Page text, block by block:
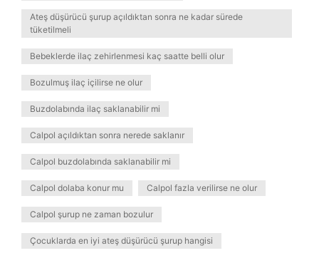
Ateş düşürücü şurup açıldıktan sonra ne kadar sürede
tüketilmeli
Bebeklerde ilaç zehirlenmesi kaç saatte belli olur
Bozulmuş ilaç içilirse ne olur
Buzdolabında ilaç saklanabilir mi
Calpol açıldıktan sonra nerede saklanır
Calpol buzdolabında saklanabilir mi
Calpol dolaba konur mu Calpol fazla verilirse ne olur
Calpol şurup ne zaman bozulur
Çocuklarda en iyi ateş düşürücü şurup hangisi